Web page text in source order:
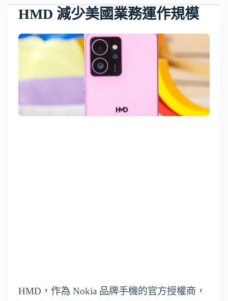
HMD 減少美國業務運作規模
HMD，作為 Nokia 品牌手機的官方授權商，